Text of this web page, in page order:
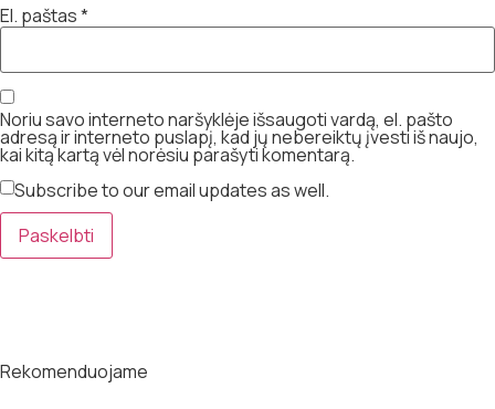
El. paštas*
Noriu savo interneto naršyklėje išsaugoti vardą, el. pašto
adresą ir interneto puslapį, kad jų nebereiktų įvesti iš naujo,
kai kitą kartą vėl norėsiu parašyti komentarą.
Subscribe to our email updates as well.
Rekomenduojame